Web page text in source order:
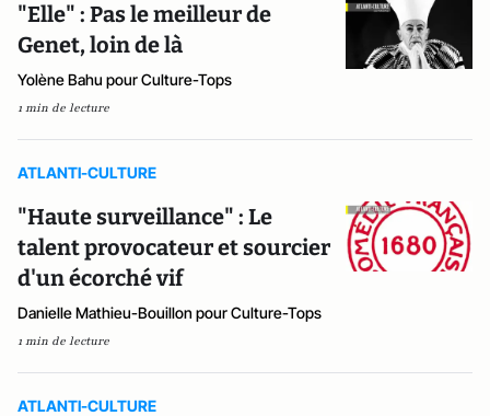
"Elle" : Pas le meilleur de
Genet, loin de là
Yolène Bahu pour Culture-Tops
1 min de lecture
ATLANTI-CULTURE
"Haute surveillance" : Le
talent provocateur et sourcier
d'un écorché vif
Danielle Mathieu-Bouillon pour Culture-Tops
1 min de lecture
ATLANTI-CULTURE